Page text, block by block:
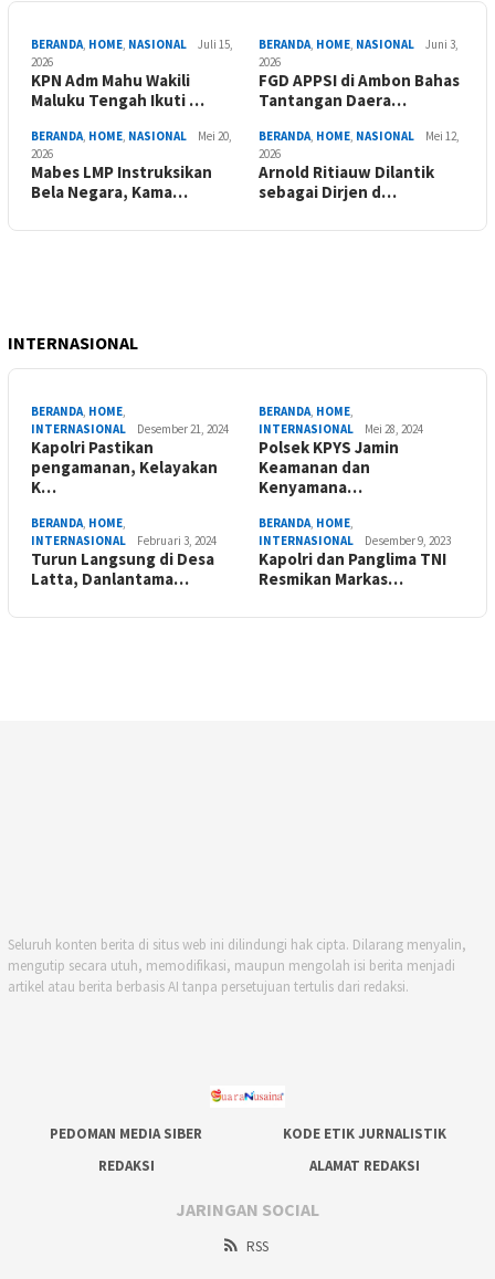
BERANDA, HOME, NASIONAL
Juli 15,
2026
KPN Adm Mahu Wakili
Maluku Tengah Ikuti …
BERANDA, HOME, NASIONAL
Juni 3,
2026
FGD APPSI di Ambon Bahas
Tantangan Daera…
BERANDA, HOME, NASIONAL
Mei 20,
2026
Mabes LMP Instruksikan
Bela Negara, Kama…
BERANDA, HOME, NASIONAL
Mei 12,
2026
Arnold Ritiauw Dilantik
sebagai Dirjen d…
INTERNASIONAL
BERANDA, HOME,
INTERNASIONAL
Desember 21, 2024
Kapolri Pastikan
pengamanan, Kelayakan
K…
BERANDA, HOME,
INTERNASIONAL
Mei 28, 2024
Polsek KPYS Jamin
Keamanan dan
Kenyamana…
BERANDA, HOME,
INTERNASIONAL
Februari 3, 2024
Turun Langsung di Desa
Latta, Danlantama…
BERANDA, HOME,
INTERNASIONAL
Desember 9, 2023
Kapolri dan Panglima TNI
Resmikan Markas…
Seluruh konten berita di situs web ini dilindungi hak cipta. Dilarang menyalin,
mengutip secara utuh, memodifikasi, maupun mengolah isi berita menjadi
artikel atau berita berbasis AI tanpa persetujuan tertulis dari redaksi.
PEDOMAN MEDIA SIBER
KODE ETIK JURNALISTIK
REDAKSI
ALAMAT REDAKSI
JARINGAN SOCIAL
RSS